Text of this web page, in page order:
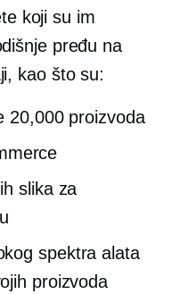
koji su im
pređu na
kao što su:
20,000 proizvoda
slika za
spektra alata
proizvoda